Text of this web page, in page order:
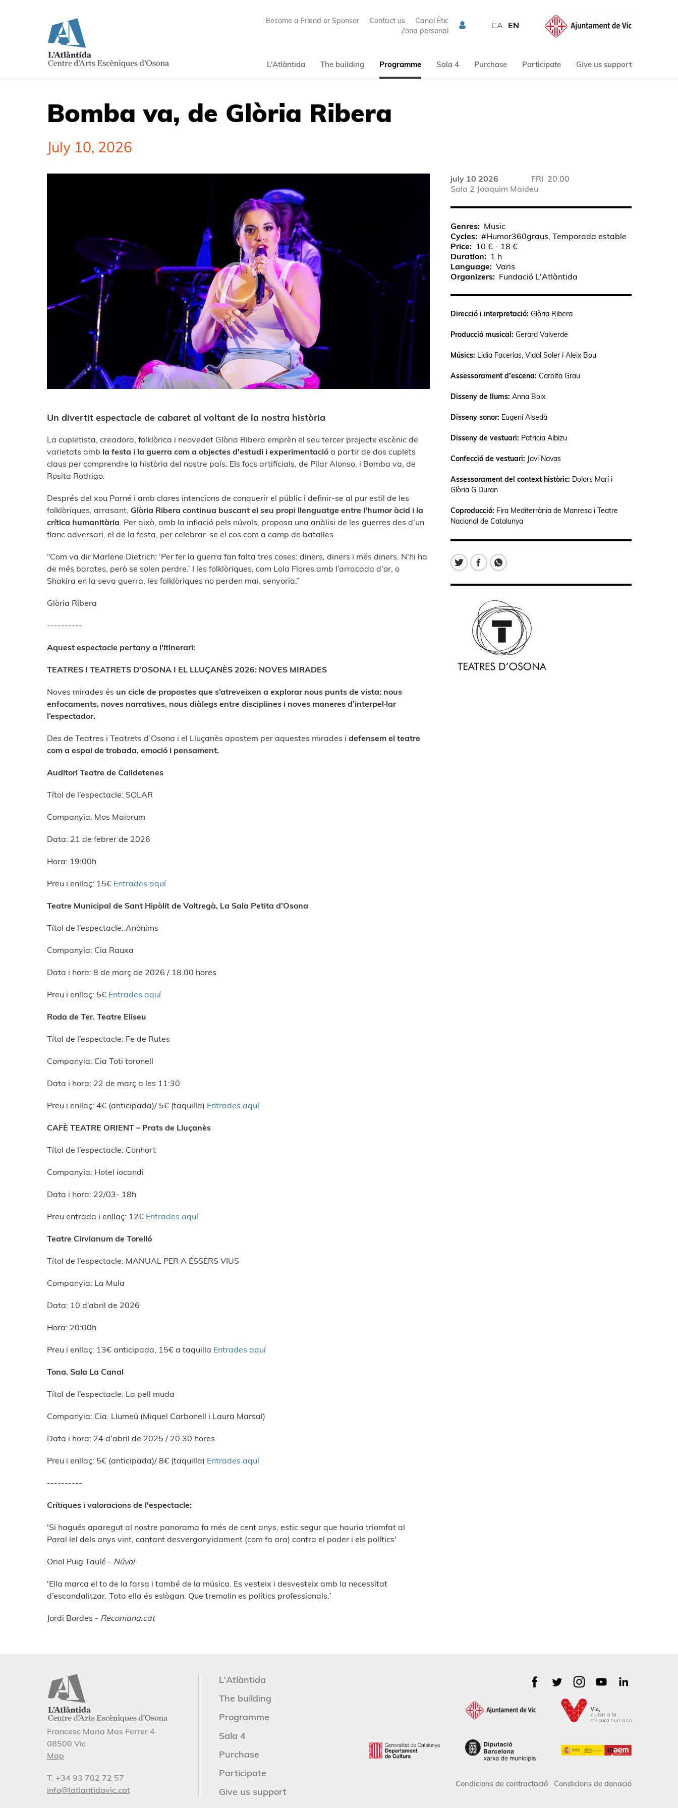
Become a Friend or Sponsor Contact us
Canal Ètic
Zona personal
CA EN
L'Atlàntida The building Programme Sala 4 Purchase Participate Give us support
Bomba va, de Glòria Ribera
July 10, 2026
Un divertit espectacle de cabaret al voltant de la nostra història
La cupletista, creadora, folklòrica i neovedet Glòria Ribera emprèn el seu tercer projecte escènic de
varietats amb la festa i la guerra com a objectes d'estudi i experimentacióa partir de dos cuplets
claus per comprendre la història del nostre país: Els focs artificials, de Pilar Alonso, i Bomba va, de
Rosita Rodrigo.
Després del xou Parné i amb clares intencions de conquerir el públic i definir-se al pur estil de les
folklòriques, arrasant, Glòria Ribera continua buscant el seu propi llenguatge entre l'humor àcid i la
crítica humanitària . Per això, amb la inflació pels núvols, proposa una anàlisi de les guerres des d'un
flanc adversari, el de la festa, per celebrar-se el cos com a camp de batalles.
“Com va dir Marlene Dietrich: ‘Per fer la guerra fan falta tres coses: diners, diners i més diners. N'hi ha
de més barates, però se solen perdre.’ I les folklòriques, com Lola Flores amb l’arracada d'or, o
Shakira en la seva guerra, les folklòriques no perden mai, senyoria.”
Glòria Ribera
----------
Aquest espectacle pertany a l'itinerari:
TEATRES I TEATRETS D’OSONA I EL LLUÇANÈS 2026: NOVES MIRADES
Noves mirades és un cicle de propostes que s’atreveixen a explorar nous punts de vista: nous
enfocaments, noves narratives, nous diàlegs entre disciplines i noves maneres d’interpel·lar
l’espectador.
Des de Teatres i Teatrets d’Osona i el Lluçanès apostem per aquestes mirades i defensem el teatre
com a espai de trobada, emoció i pensament.
Auditori Teatre de Calldetenes
Títol de l’espectacle: SOLAR
Companyia: Mos Maiorum
Data: 21 de febrer de 2026
Hora: 19:00h
Preu i enllaç: 15€ Entrades aquí
Teatre Municipal de Sant Hipòlit de Voltregà, La Sala Petita d’Osona
Títol de l’espectacle: Anònims
Companyia: Cia Rauxa
Data i hora: 8 de març de 2026 / 18.00 hores
Preu i enllaç: 5€ Entrades aquí
Roda de Ter. Teatre Eliseu
Títol de l’espectacle: Fe de Rutes
Companyia: Cia Toti toronell
Data i hora: 22 de març a les 11:30
Preu i enllaç: 4€ (anticipada)/ 5€ (taquilla) Entrades aquí
CAFÈ TEATRE ORIENT – Prats de Lluçanès
Títol de l’espectacle: Conhort
Companyia: Hotel iocandi
Data i hora: 22/03- 18h
Preu entrada i enllaç: 12€ Entrades aquí
Teatre Cirvianum de Torelló
Títol de l’espectacle: MANUAL PER A ÉSSERS VIUS
Companyia: La Mula
Data: 10 d’abril de 2026
Hora: 20:00h
Preu i enllaç: 13€ anticipada, 15€ a taquilla Entrades aquí
Tona. Sala La Canal
Títol de l’espectacle: La pell muda
Companyia: Cia. Llumeü (Miquel Carbonell i Laura Marsal)
Data i hora: 24 d'abril de 2025 / 20.30 hores
Preu i enllaç: 5€ (anticipada)/ 8€ (taquilla) Entrades aquí
----------
Crítiques i valoracions de l'espectacle:
'Si hagués aparegut al nostre panorama fa més de cent anys, estic segur que hauria triomfat al
Paral·lel dels anys vint, cantant desvergonyidament (com fa ara) contra el poder i els polítics'
Oriol Puig Taulé - Núvol
'Ella marca el to de la farsa i també de la música. Es vesteix i desvesteix amb la necessitat
d’escandalitzar. Tota ella és eslògan. Que tremolin es polítics professionals.'
Jordi Bordes - Recomana.cat
july 10 2026 FRI 20:00
Sala 2 Joaquim Maideu
Genres
Music
Cycles
#Humor360graus, Temporada estable
Price
10 € - 18 €
Duration
1 h
Language
Varis
Organizers
Fundació L'Atlàntida
Direcció i interpretació: Glòria Ribera
Producció musical: Gerard Valverde
Músics: Lidia Facerias, Vidal Soler i Aleix Bou
Assessorament d’escena: Carolta Grau
Disseny de llums: Anna Boix
Disseny sonor: Eugeni Alsedà
Disseny de vestuari: Patricia Albizu
Confecció de vestuari: Javi Navas
Assessorament del context històric: Dolors Marí i
Glòria G Duran
Coproducció: Fira Mediterrània de Manresa i Teatre
Nacional de Catalunya
Francesc Maria Mas Ferrer 4
08500 Vic
Map
T. +34 93 702 72 57
info@latlantidavic.cat
L'Atlàntida
The building
Programme
Sala 4
Purchase
Participate
Give us support
Condicions de contractació Condicions de donació